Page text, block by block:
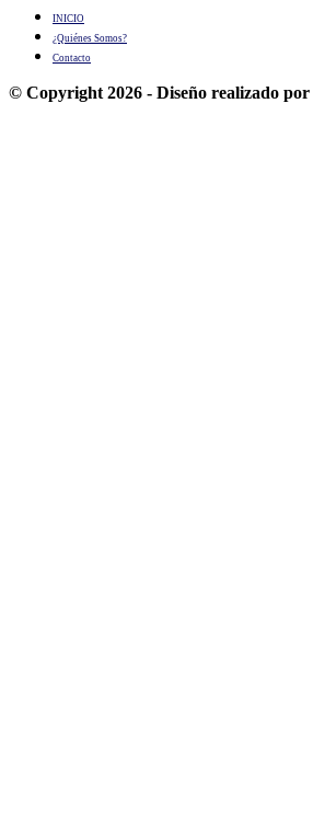
INICIO
¿Quiénes Somos?
Contacto
© Copyright 2026 - Diseño realizado por